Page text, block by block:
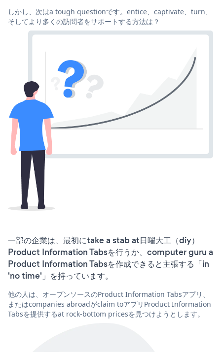
しかし、次はa tough questionです。entice、captivate、turn、
そしてより多くの訪問者をサポートする方法は？
一部の企業は、最初にtake a stab at日曜大工（diy）
Product Information Tabsを行うか、computer guru a
Product Information Tabsを作成できると主張する「in
'no time'」を持っています。
他の人は、オープンソースのProduct Information Tabsアプリ、
またはcompanies abroadがclaim toアプリProduct Information
Tabsを提供するat rock-bottom pricesを見つけようとします。